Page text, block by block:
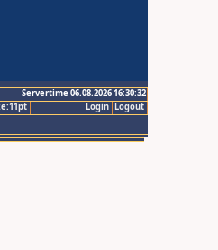
Servertime 06.08.2026 16:30:32
Logout
Login